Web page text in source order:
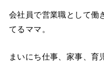
会社員で営業職として働
てるママ。
まいにち仕事、家事、育